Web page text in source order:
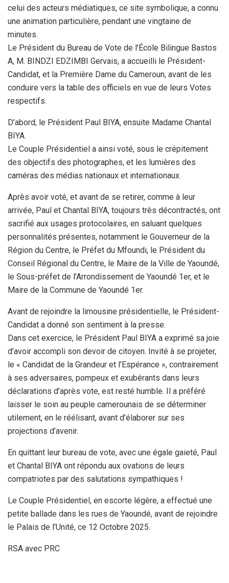
celui des acteurs médiatiques, ce site symbolique, a connu
une animation particulière, pendant une vingtaine de
minutes.
Le Président du Bureau de Vote de l’École Bilingue Bastos
A, M. BINDZI EDZIMBI Gervais, a accueilli le Président-
Candidat, et la Première Dame du Cameroun, avant de les
conduire vers la table des officiels en vue de leurs Votes
respectifs.
D’abord, le Président Paul BIYA, ensuite Madame Chantal
BIYA.
Le Couple Présidentiel a ainsi voté, sous le crépitement
des objectifs des photographes, et les lumières des
caméras des médias nationaux et internationaux.
Après avoir voté, et avant de se retirer, comme à leur
arrivée, Paul et Chantal BIYA, toujours très décontractés, ont
sacrifié aux usages protocolaires, en saluant quelques
personnalités présentes, notamment le Gouverneur de la
Région du Centre, le Préfet du Mfoundi, le Président du
Conseil Régional du Centre, le Maire de la Ville de Yaoundé,
le Sous-préfet de l’Arrondissement de Yaoundé 1er, et le
Maire de la Commune de Yaoundé 1er.
Avant de rejoindre la limousine présidentielle, le Président-
Candidat a donné son sentiment à la presse.
Dans cet exercice, le Président Paul BIYA a exprimé sa joie
d’avoir accompli son devoir de citoyen. Invité à se projeter,
le « Candidat de la Grandeur et l’Espérance », contrairement
à ses adversaires, pompeux et exubérants dans leurs
déclarations d’après vote, est resté humble. Il a préféré
laisser le soin au peuple camerounais de se déterminer
utilement, en le réélisant, avant d’élaborer sur ses
projections d’avenir.
En quittant leur bureau de vote, avec une égale gaieté, Paul
et Chantal BIYA ont répondu aux ovations de leurs
compatriotes par des salutations sympathiques !
Le Couple Présidentiel, en escorte légère, a effectué une
petite ballade dans les rues de Yaoundé, avant de rejoindre
le Palais de l’Unité, ce 12 Octobre 2025.
RSA avec PRC